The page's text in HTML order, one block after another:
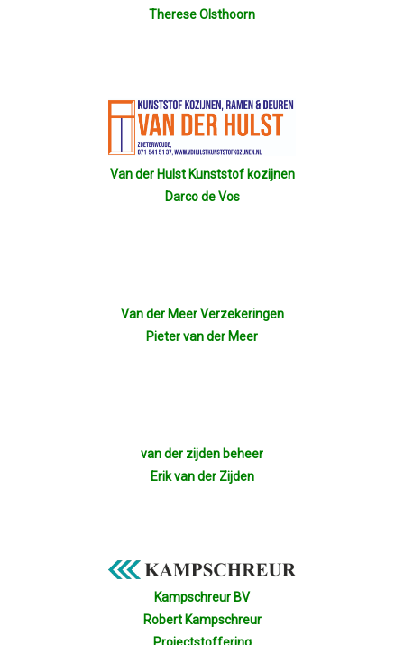
Therese Olsthoorn
Van der Hulst Kunststof kozijnen
Darco de Vos
Van der Meer Verzekeringen
Pieter van der Meer
van der zijden beheer
Erik van der Zijden
Kampschreur BV
Robert Kampschreur